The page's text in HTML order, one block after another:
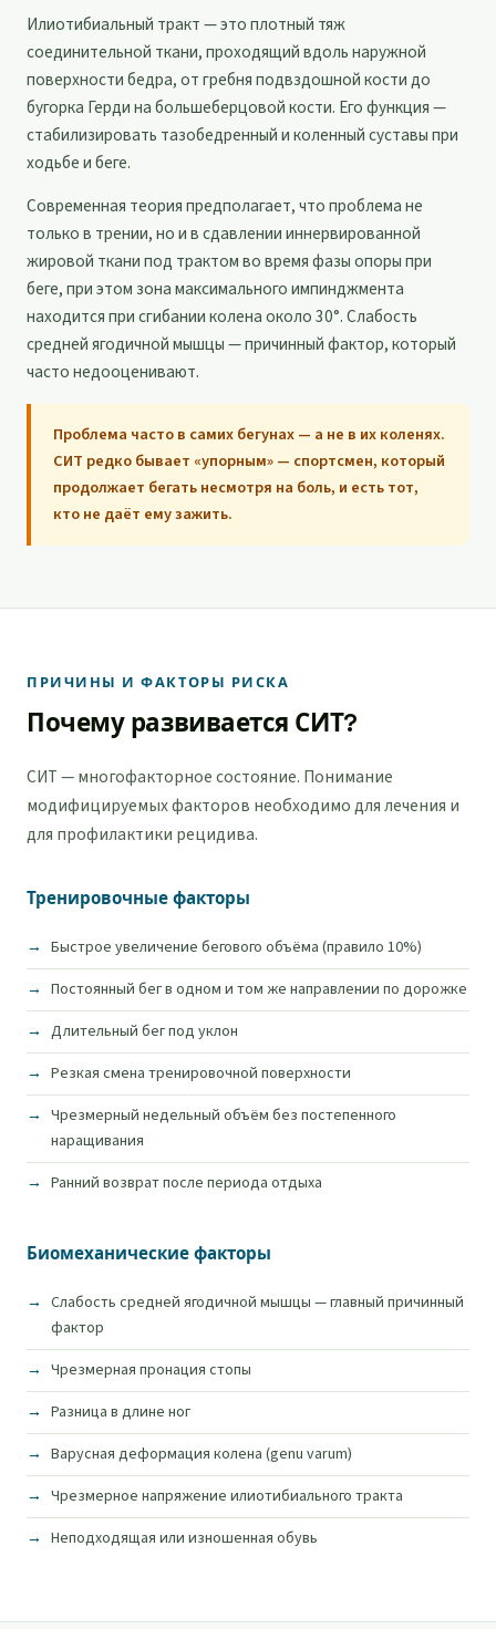
Илиотибиальный тракт — это плотный тяж
соединительной ткани, проходящий вдоль наружной
поверхности бедра, от гребня подвздошной кости до
бугорка Герди на большеберцовой кости. Его функция —
стабилизировать тазобедренный и коленный суставы при
ходьбе и беге.
Современная теория предполагает, что проблема не
только в трении, но и в сдавлении иннервированной
жировой ткани под трактом во время фазы опоры при
беге, при этом зона максимального импинджмента
находится при сгибании колена около 30°. Слабость
средней ягодичной мышцы — причинный фактор, который
часто недооценивают.
Проблема часто в самих бегунах — а не в их коленях.
СИТ редко бывает «упорным» — спортсмен, который
продолжает бегать несмотря на боль, и есть тот,
кто не даёт ему зажить.
ПРИЧИНЫ И ФАКТОРЫ РИСКА
Почему развивается СИТ?
СИТ — многофакторное состояние. Понимание
модифицируемых факторов необходимо для лечения и
для профилактики рецидива.
Тренировочные факторы
Быстрое увеличение бегового объёма (правило 10%)
Постоянный бег в одном и том же направлении по дорожке
Длительный бег под уклон
Резкая смена тренировочной поверхности
Чрезмерный недельный объём без постепенного
наращивания
Ранний возврат после периода отдыха
Биомеханические факторы
Слабость средней ягодичной мышцы — главный причинный
фактор
Чрезмерная пронация стопы
Разница в длине ног
Варусная деформация колена (genu varum)
Чрезмерное напряжение илиотибиального тракта
Неподходящая или изношенная обувь